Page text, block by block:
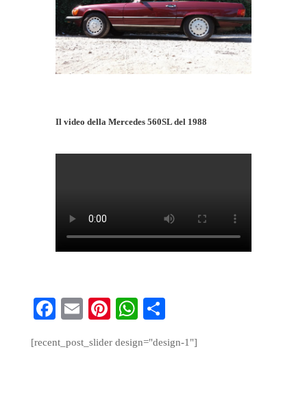
Il video della Mercedes 560SL del 1988
Fa
bo
E
ail
Pi
er
W
ts
re
[recent_post_slider design="design-1"]